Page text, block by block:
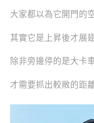
大家都以為它開門的
其實它是上昇後才展翅
除非旁邊停的是大卡
才需要抓出較敞的距